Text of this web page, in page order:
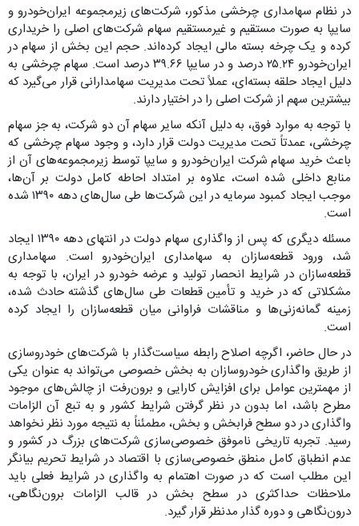
در نظام سهامداری چرخشی مذکور، شرکت‌های زیرمجموعه ایران‌خودرو و
سایپا به صورت مستقیم و غیرمستقیم سهام شرکت‌های اصلی را خریداری
کرده و یک چرخه بسته مالی ایجاد کرده‌اند. حجم این بخش از سهام در
ایران‌خودرو ۲۵.۲۴ درصد و در سایپا ۳۹.۶۶ درصد است. سهام چرخشی به
دلیل ایجاد حلقه بسته‌ای، عملاً تحت مدیریت سهامدارانی قرار می‌گیرد که
بیشترین سهم از شرکت اصلی را در اختیار دارند.
با توجه به موارد فوق، به دلیل آنکه سایر سهام آن دو شرکت، به جز سهام
چرخشی، عمدتاً تحت مدیریت دولت قرار دارد، و وجود سهام چرخشی که
باعث خرید سهام شرکت ایران‌خودرو و سایپا توسط زیرمجموعه‌های آن از
منابع داخلی شده است، علاوه بر امتداد احاطه کامل دولت بر آن‌ها،
موجب ایجاد کمبود سرمایه در این شرکت‌ها طی سال‌های دهه ۱۳۹۰ شده
است.
مسئله دیگری که پس از واگذاری سهام دولت در انتهای دهه ۱۳۹۰ ایجاد
شد، ورود قطعه‌سازان به سهامداری ایران‌خودرو است. سهامداری
قطعه‌سازان در شرایط انحصار تولید و عرضه خودرو در ایران، با توجه به
مشکلاتی که در خرید و تأمین قطعات طی سال‌های گذشته حادث شده،
زمینه گمانه‌زنی‌ها و مناقشات فراوانی میان قطعه‌سازان را ایجاد کرده
است.
در حال حاضر، اگرچه اصلاح رابطه سیاست‌گذار با شرکت‌های خودروسازی
از طریق واگذاری خودروسازان به بخش خصوصی می‌تواند به عنوان یکی
از مهمترین عوامل برای افزایش کارایی و برون‌رفت از چالش‌های موجود
مطرح باشد، اما بدون در نظر گرفتن شرایط کشور و به تبع آن الزامات
واگذاری در دو سطح فرابخش و بخش، مطمئناً به نتیجه مورد نظر نخواهد
رسید. تجربه تاریخی ناموفق خصوصی‌سازی شرکت‌های بزرگ در کشور و
عدم انطباق کامل منطق خصوصی‌سازی با اقتصاد در شرایط تحریم بیانگر
این مطلب است که در صورت اهتمام به واگذاری در شرایط فعلی باید
ملاحظات حداکثری در سطح بخش در قالب الزامات برون‌نگاهی،
درون‌نگاهی و دوره گذار مدنظر قرار گیرد.